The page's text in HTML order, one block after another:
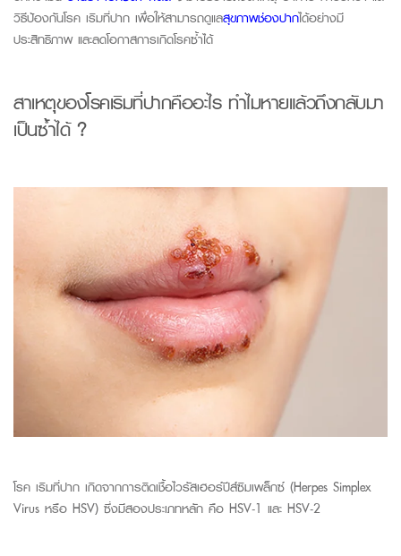
วิธีป้องกันโรค เริมที่ปาก เพื่อให้สามารถดูแลสุขภาพช่องปากได้อย่างมี
ประสิทธิภาพ และลดโอกาสการเกิดโรคซ้ำได้
สาเหตุของโรคเริมที่ปากคืออะไร ทำไมหายแล้วถึงกลับมา
เป็นซ้ำได้?
โรค เริมที่ปาก เกิดจากการติดเชื้อไวรัสเฮอร์ปีส์ซิมเพล็กซ์ (Herpes Simplex
Virus หรือ HSV) ซึ่งมีสองประเภทหลัก คือ HSV-1 และ HSV-2